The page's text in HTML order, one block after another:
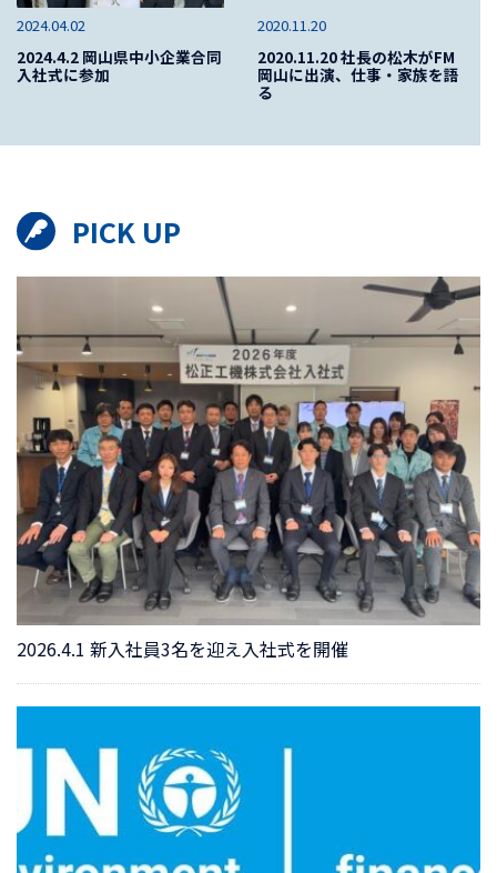
2024.04.02
2024.4.2 岡山県中小企業合同
入社式に参加
2020.11.20
2020.11.20 社長の松木がFM
岡山に出演、仕事・家族を語
る
PICK UP
2026.4.1 新入社員3名を迎え入社式を開催